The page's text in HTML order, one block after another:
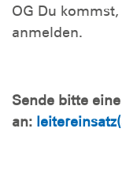
OG Du
anmelden.
Sende bitte
an: